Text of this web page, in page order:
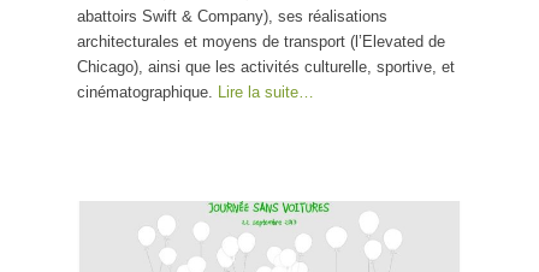
abattoirs Swift & Company), ses réalisations
architecturales et moyens de transport (l’Elevated de
Chicago), ainsi que les activités culturelle, sportive, et
cinématographique.
Lire la suite…